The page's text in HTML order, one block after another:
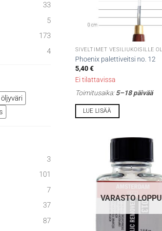
33
5
173
4
öljyväri
3
101
7
37
87
SIVELTIMET VESILIUKOISILLE
Phoenix palettiveitsi no. 12
5,40€
Ei tilattavissa
Toimitusaika:5–18 päivää
LUE LISÄÄ
VARASTO LOPPU